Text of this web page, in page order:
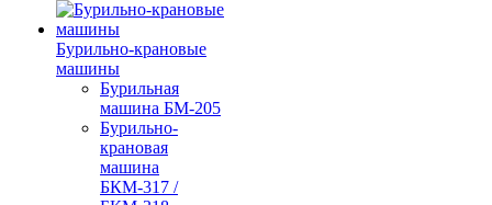
Бурильно-крановые
машины
Бурильная
машина БМ-205
Бурильно-
крановая
машина
БКМ-317 /